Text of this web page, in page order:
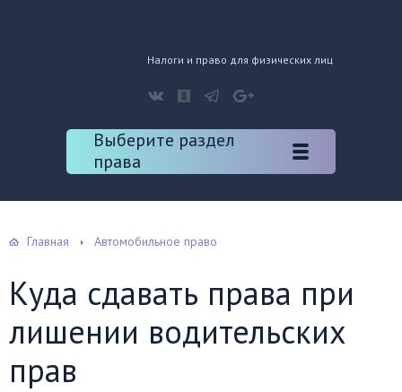
Налоги и право для физических лиц
Выберите раздел
права
Главная Автомобильное право
Куда сдавать права при
лишении водительских
прав